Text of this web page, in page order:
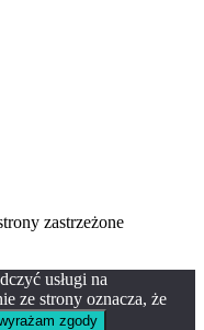
zastrzeżone
usługi na
ze strony oznacza, że
zgody